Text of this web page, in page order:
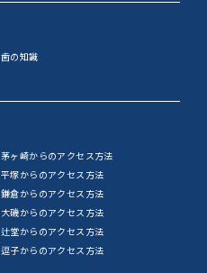
歯の知識
茅ヶ崎からのアクセス方法
平塚からのアクセス方法
鎌倉からのアクセス方法
大磯からのアクセス方法
辻堂からのアクセス方法
逗子からのアクセス方法